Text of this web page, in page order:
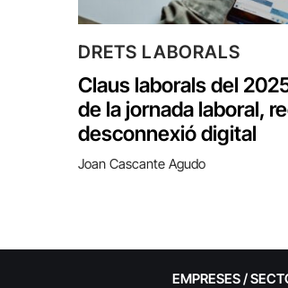
DRETS LABORALS
Claus laborals del
de la jornada laboral,
desconnexió digital
Joan Cascante Agudo
EMPRESES /